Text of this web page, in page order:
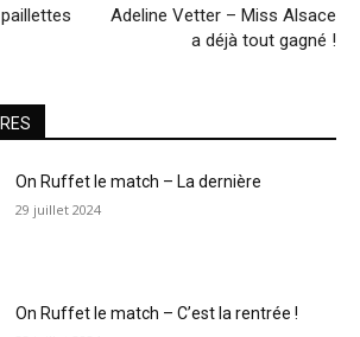
Adeline Vetter – Miss Alsace
a déjà tout gagné !
On Ruffet le match – La dernière
29 juillet 2024
On Ruffet le match – C’est la rentrée !